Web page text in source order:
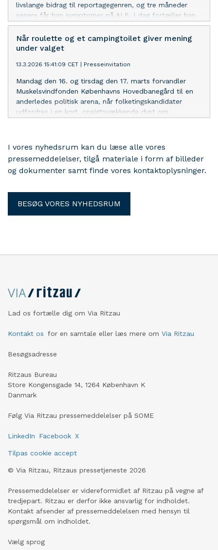
livslange bidrag til reportagegenren, og tre måneder
senere får han symptomer på ALS. I dag fortæller han
sin historie – den handler om håb og livet. Ikke om ALS.
Når roulette og et campingtoilet giver mening
under valget
13.3.2026 15:41:09 CET | Presseinvitation
Mandag den 16. og tirsdag den 17. marts forvandler
Muskelsvindfonden Københavns Hovedbanegård til en
anderledes politisk arena, når folketingskandidater
udfordres i en kort, opsigtsvækkende dyst om
I vores nyhedsrum kan du læse alle vores
pressemeddelelser, tilgå materiale i form af billeder
og dokumenter samt finde vores kontaktoplysninger.
BESØG VORES NYHEDSRUM
Lad os fortælle dig om Via Ritzau
Kontakt os for en samtale eller læs mere om Via Ritzau
Besøgsadresse
Ritzaus Bureau
Store Kongensgade 14, 1264 København K
Danmark
Følg Via Ritzau pressemeddelelser på SOME
LinkedIn Facebook X
Tilpas cookie accept
© Via Ritzau, Ritzaus pressetjeneste 2026
Pressemeddelelser er videreformidlet af Ritzau på vegne af
tredjepart. Ritzau er derfor ikke ansvarlig for indholdet.
Kontakt afsender af pressemeddelelsen med hensyn til
spørgsmål om indholdet.
Vælg sprog